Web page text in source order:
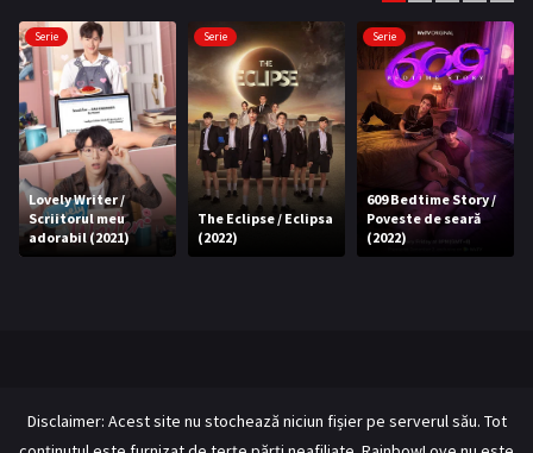
Serie
Lovely Writer /
Scriitorul meu
adorabil (2021)
Serie
The Eclipse / Eclipsa
(2022)
Serie
609 Bedtime Story /
Poveste de seară
(2022)
Disclaimer: Acest site nu stochează niciun fișier pe serverul său. Tot